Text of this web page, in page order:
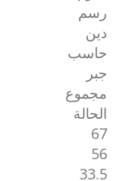
رسم
دين
حاسب
جبر
مجموع
الحالة
67
56
33.5